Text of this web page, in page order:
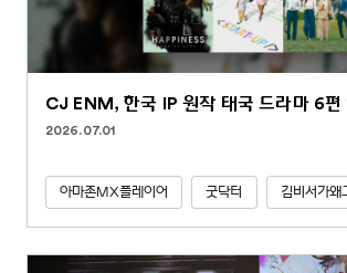
CJ ENM, 한국 IP 원작 태국 드라마 6편
2026.07.01
아마존MX플레이어 굿닥터 김비서가왜